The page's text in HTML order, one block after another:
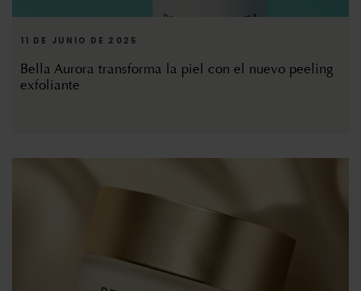
11 DE JUNIO DE 2025
Bella Aurora transforma la piel con el nuevo peeling
exfoliante